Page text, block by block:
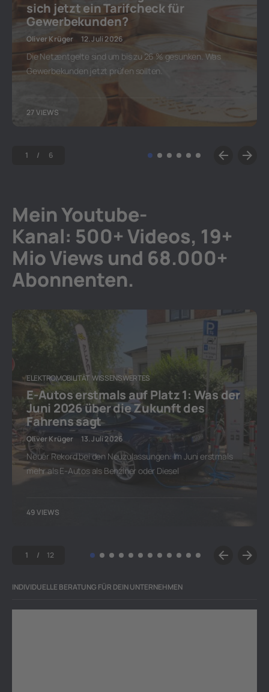
sich jetzt ein Tarifcheck für
Gewerbekunden?
Oliver Krüger 12. Juli 2026
Die Netzentgelte sind um bis zu 26 % gesunken. Was
Gewerbekunden jetzt prüfen sollten.
27 VIEWS
1 6
MeinYoutube-
Kanal: 500+ Videos, 19+
Mio Views und 68.000+
Abonnenten.
ELEKTROMOBILITÄT WISSENSWERTES
E-Autos erstmals auf Platz 1: Was der
Juni 2026 über die Zukunft des
Fahrens sagt
Oliver Krüger 13. Juli 2026
Neuer Rekord bei den Neuzulassungen: Im Juni erstmals
mehr als E-Autos als Benziner oder Diesel
49 VIEWS
1 12
INDIVIDUELLE BERATUNG FÜR DEIN UNTERNEHMEN